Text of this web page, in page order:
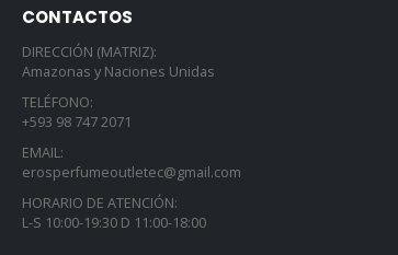
CONTACTOS
DIRECCIÓN (MATRIZ):
Amazonas y Naciones Unidas
TELÉFONO:
+593 98 747 2071
EMAIL:
erosperfumeoutletec@gmail.com
HORARIO DE ATENCIÓN:
L-S 10:00-19:30 D 11:00-18:00